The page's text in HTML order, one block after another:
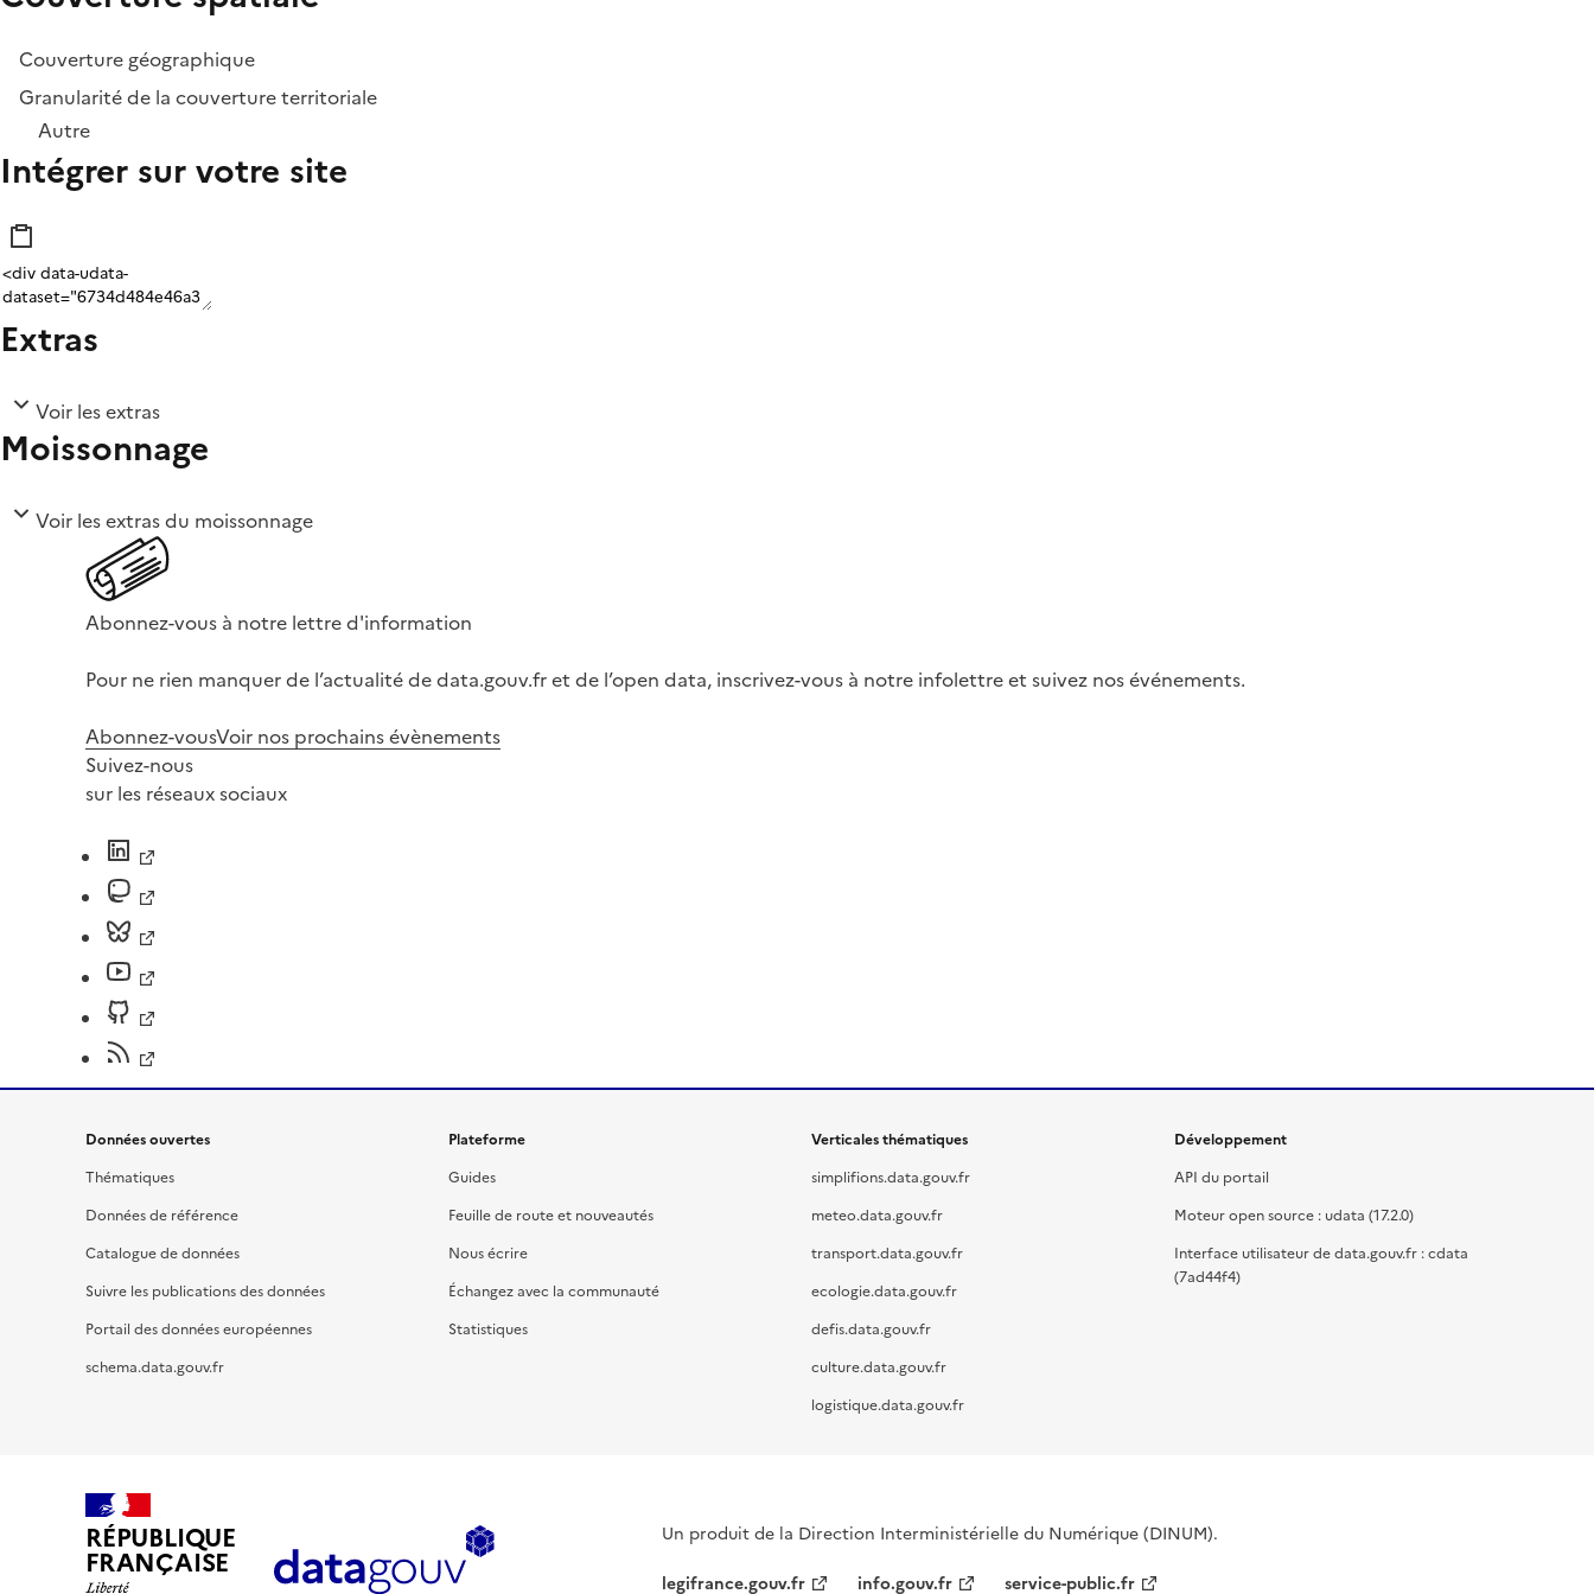
Couverture géographique
Granularité de la couverture territoriale
Autre
Intégrer sur votre site
Extras
Voir les extras
Moissonnage
Voir les extras du moissonnage
Abonnez-vous à notre lettre d'information
Pour ne rien manquer de l’actualité de data.gouv.fr et de l’open data, inscrivez-vous à notre infolettre et suivez nos événements.
Abonnez-vousVoir nos prochains évènements
Suivez-nous
sur les réseaux sociaux
Données ouvertes
Thématiques
Données de référence
Catalogue de données
Suivre les publications des données
Portail des données européennes
schema.data.gouv.fr
Plateforme
Guides
Feuille de route et nouveautés
Nous écrire
Échangez avec la communauté
Statistiques
Verticales thématiques
simplifions.data.gouv.fr
meteo.data.gouv.fr
transport.data.gouv.fr
ecologie.data.gouv.fr
defis.data.gouv.fr
culture.data.gouv.fr
logistique.data.gouv.fr
Développement
API du portail
Moteur open source : udata (17.2.0)
Interface utilisateur de data.gouv.fr : cdata
(7ad44f4)
RÉPUBLIQUE
FRANÇAISE
Un produit de la Direction Interministérielle du Numérique (DINUM).
legifrance.gouv.fr
info.gouv.fr service-public.fr